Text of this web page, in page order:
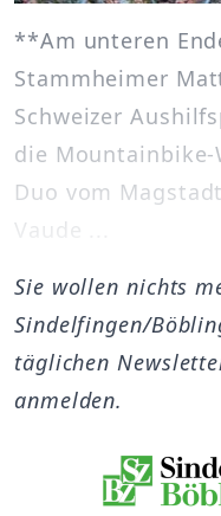
**Am unteren
Stammheimer
Schweizer
die Mountainbike-
Duo vom
Vaude ...
Sie wollen nichts
Sindelfingen/
täglichen
anmelden.